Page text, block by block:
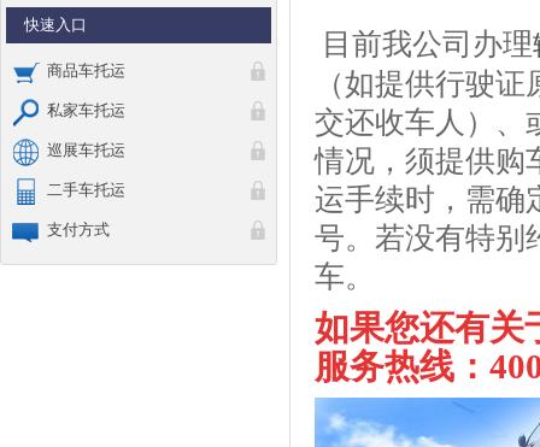
快速入口
商品车托运
私家车托运
巡展车托运
二手车托运
支付方式
目前我公司办理
（如提供行驶
交还收车人）、
情况，须提供购
运手续时，需确
号。若没有特别
车。
如果您还有关
服务热线：